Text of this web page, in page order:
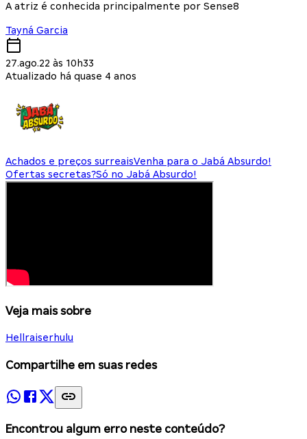
A atriz é conhecida principalmente por Sense8
Tayná Garcia
27.ago.22 às 10h33
Atualizado há quase 4 anos
Achados e preços surreaisVenha para o Jabá Absurdo!
Ofertas secretas?Só no Jabá Absurdo!
Veja mais sobre
Hellraiserhulu
Compartilhe em suas redes
Encontrou algum erro neste conteúdo?